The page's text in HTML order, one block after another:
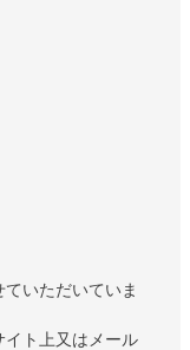
いただいていま
イト上又はメール